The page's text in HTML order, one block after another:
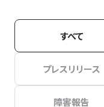
すべて
プレスリリース
障害報告